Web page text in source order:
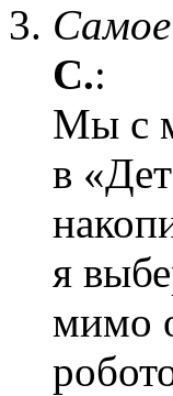
С.:
Мы с
в
я
мимо